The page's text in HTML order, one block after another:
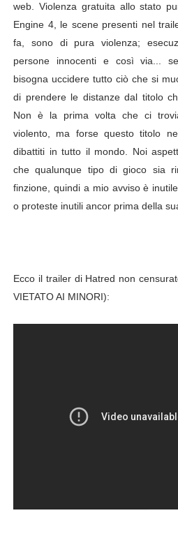
American Horror Story:
Logan: arriva l'attesissimo
Recensione: Ritorno al
Segreti e curiosità delle
web. Violenza gratuita allo stato
Engine 4, le scene presenti nel
fa, sono di pura violenza;
persone innocenti e così via...
bisogna uccidere tutto ciò che si
di prendere le distanze dal titolo
Non è la prima volta che ci
violento, ma forse questo titolo
dibattiti in tutto il mondo. Noi
che qualunque tipo di gioco sia
finzione, quindi a mio avviso è
o proteste inutili ancor prima della
Ecco il trailer di Hatred non
VIETATO AI MINORI):